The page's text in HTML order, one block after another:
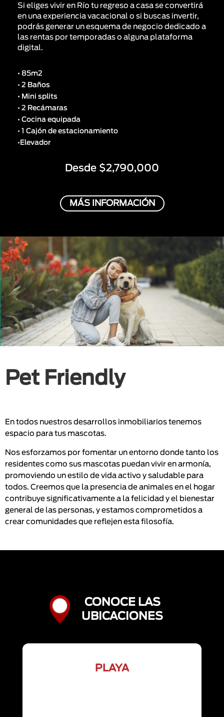
Si eliges vivir en Río tu regreso a casa se convertirá
en una experiencia vacacional o si buscas invertir,
podrás generar un esquema de negocio dedicado a
las rentas por temporadas o alguna plataforma
digital.
• 85m2
• 2 Baños
• Mini splits
• 2 Recámaras
• Cocina equipada
• 1 Cajón de estacionamiento
•Elevador
Desde $2,790,000
MÁS INFORMACIÓN
Pet Friendly
En todos nuestros desarrollos inmobiliarios tenemos
espacio para tus mascotas.
Nos esforzamos por fomentar un entorno donde tanto los
residentes como sus mascotas puedan vivir en armonía,
promoviendo un estilo de vida activo y saludable para
todos. Creemos que la presencia de animales en el hogar
contribuye significativamente a la felicidad y el bienestar
general de las personas, y estamos comprometidos a
crear comunidades que reflejen esta filosofía.
CONOCE LAS
UBICACIONES
PLAYA